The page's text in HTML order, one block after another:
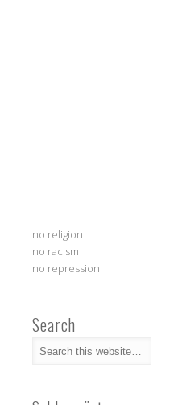
no religion
no racism
no repression
Search